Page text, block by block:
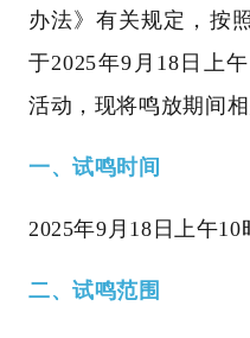
办法》有关规定，按
于2025年9月18日上
活动，现将鸣放期间
一、试鸣时间
2025年9月18日上午10
二、试鸣范围